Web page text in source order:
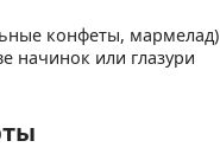
конфеты, мармелад)
начинок или глазури